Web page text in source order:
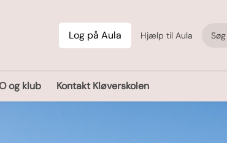
Log på Aula Hjælp til Aula
og klub Kontakt Kløverskolen